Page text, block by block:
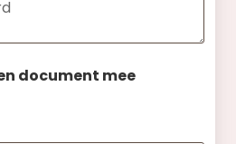
document mee